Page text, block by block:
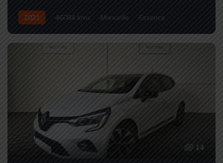
2021 46084 kms Manuelle
Essence
14